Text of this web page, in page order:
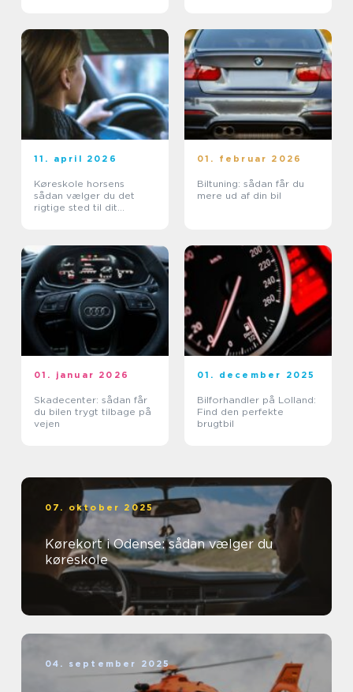
11. april 2026
Køreskole horsens
sådan vælger du det
rigtige sted til dit
01. februar 2026
Biltuning: sådan får du
mere ud af din bil
01. januar 2026
Skadecenter: sådan får
du bilen trygt tilbage på
vejen
01. december 2025
Bilforhandler på Lolland:
Find den perfekte
brugtbil
07. oktober 2025
Kørekort i Odense: sådan vælger du
køreskole
04. september 2025